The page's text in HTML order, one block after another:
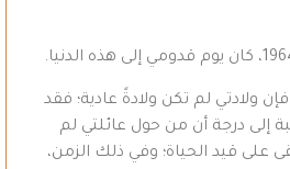
ولادتي لم تكن ولادةً عادية؛ فقد
إلى درجة أن من حول عائلتي لم
على قيد الحياة؛ وفي ذلك الزمن،